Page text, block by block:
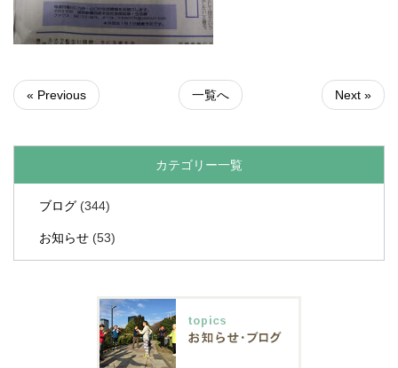
« Previous 一覧へ Next »
カテゴリー一覧
ブログ (344)
お知らせ (53)